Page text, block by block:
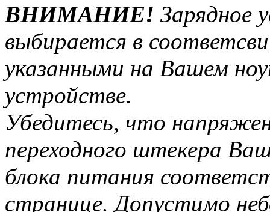
ВНИМАНИЕ! Зарядное
выбирается в
указанными на Вашем
устройстве.
Убедитесь, что
переходного штекера
блока питания
странице. Допустимо